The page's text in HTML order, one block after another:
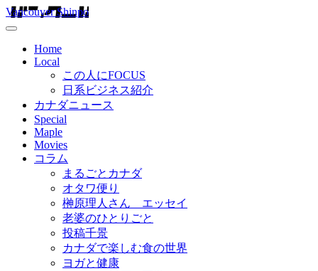
Vancouver Shinpo
Home
Local
この人にFOCUS
日系ビジネス紹介
カナダニュース
Special
Maple
Movies
コラム
まるごとカナダ
オタワ便り
榊原理人さん エッセイ
老婆のひとりごと
投稿千景
カナダで楽しむ食の世界
ヨガと健康